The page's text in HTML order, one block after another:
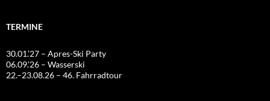
TERMINE
30.01.’27 – Apres-Ski Party
06.09.’26 – Wasserski
22.–23.08.26 – 46. Fahrradtour